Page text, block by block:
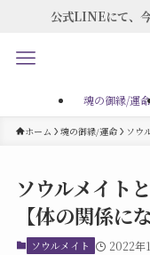
公式LINEにて、
魂の御縁/運命
ホーム 魂の御縁/運命 ソウ
ソウルメイト
【体の関係に
ソウルメイト 2022年